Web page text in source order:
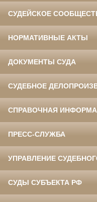
СУДЕЙСКОЕ
НОРМАТИВНЫЕ АКТЫ
ДОКУМЕНТЫ СУДА
СУДЕБНОЕ
СПРАВОЧНАЯ
ПРЕСС-СЛУЖБА
УПРАВЛЕНИЕ
СУДЫ СУБЪЕКТА РФ